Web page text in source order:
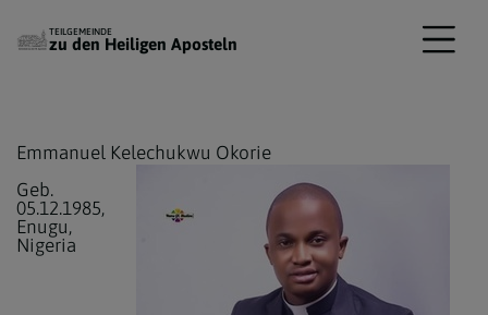
TEILGEMEINDE
zu den Heiligen Aposteln
Emmanuel Kelechukwu Okorie
Geb.
05.12.1985,
Enugu,
Nigeria